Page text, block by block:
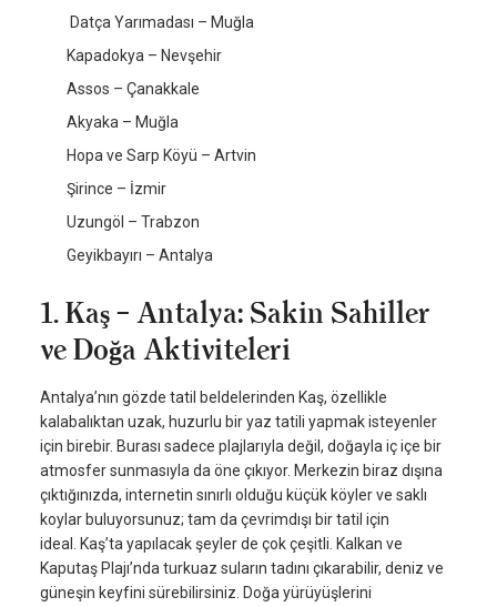
Datça Yarımadası – Muğla
Kapadokya – Nevşehir
Assos – Çanakkale
Akyaka – Muğla
Hopa ve Sarp Köyü – Artvin
Şirince – İzmir
Uzungöl – Trabzon
Geyikbayırı – Antalya
1. Kaş – Antalya: Sakin Sahiller
ve Doğa Aktiviteleri
Antalya’nın gözde tatil beldelerinden Kaş, özellikle
kalabalıktan uzak, huzurlu bir yaz tatili yapmak isteyenler
için birebir. Burası sadece plajlarıyla değil, doğayla iç içe bir
atmosfer sunmasıyla da öne çıkıyor. Merkezin biraz dışına
çıktığınızda, internetin sınırlı olduğu küçük köyler ve saklı
koylar buluyorsunuz; tam da çevrimdışı bir tatil için
ideal. Kaş’ta yapılacak şeyler de çok çeşitli. Kalkan ve
Kaputaş Plajı’nda turkuaz suların tadını çıkarabilir, deniz ve
güneşin keyfini sürebilirsiniz. Doğa yürüyüşlerini